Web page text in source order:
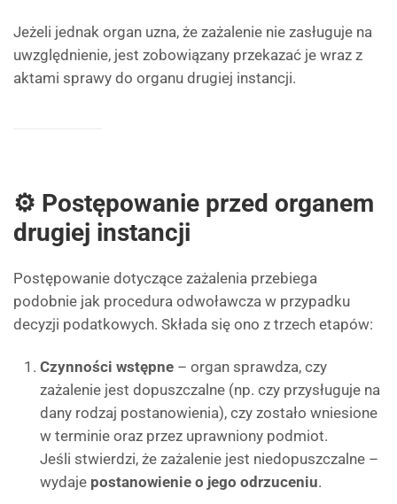
Jeżeli jednak organ uzna, że zażalenie nie zasługuje na
uwzględnienie, jest zobowiązany przekazać je wraz z
aktami sprawy do organu drugiej instancji.
⚙️ Postępowanie przed organem
drugiej instancji
Postępowanie dotyczące zażalenia przebiega
podobnie jak procedura odwoławcza w przypadku
decyzji podatkowych. Składa się ono z trzech etapów:
Czynności wstępne – organ sprawdza, czy
zażalenie jest dopuszczalne (np. czy przysługuje na
dany rodzaj postanowienia), czy zostało wniesione
w terminie oraz przez uprawniony podmiot.
Jeśli stwierdzi, że zażalenie jest niedopuszczalne –
wydaje postanowienie o jego odrzuceniu.